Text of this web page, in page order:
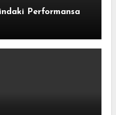
Performansa